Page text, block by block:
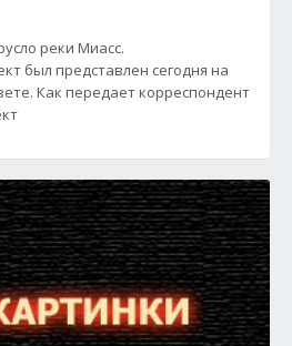
реки Миасс.
был представлен сегодня на
Как передает корреспондент